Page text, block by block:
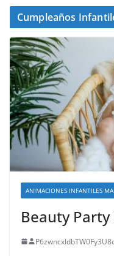
Cumpleaños
ANIMACIONES INFANTILES
Beauty Party